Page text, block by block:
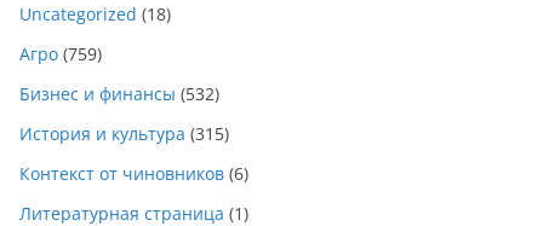
Uncategorized (18)
Агро (759)
Бизнес и финансы (532)
История и культура (315)
Контекст от чиновников (6)
Литературная страница (1)